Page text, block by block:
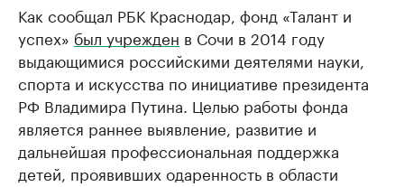
Как сообщал РБК Краснодар, фонд «Талант и
успех» был учрежден в Сочи в 2014 году
выдающимися российскими деятелями науки,
спорта и искусства по инициативе президента
РФ Владимира Путина. Целью работы фонда
является раннее выявление, развитие и
дальнейшая профессиональная поддержка
детей, проявивших одаренность в области